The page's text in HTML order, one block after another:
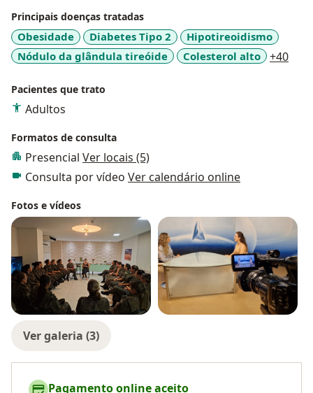
ou para dedução no Imposto de renda (NF deve
ser solicitada no momento da consulta, não
sendo aceitos pedidos feitos posteriormente)
Principais doenças tratadas
Obesidade Diabetes Tipo 2
Hipotireoidismo
Nódulo da glândula tireóide
Colesterol alto +40
Pacientes que trato
Adultos
Formatos de consulta
Presencial Ver locais (5)
Consulta por vídeo Ver calendário online
Fotos e vídeos
Ver galeria (3)
Pagamento online aceito